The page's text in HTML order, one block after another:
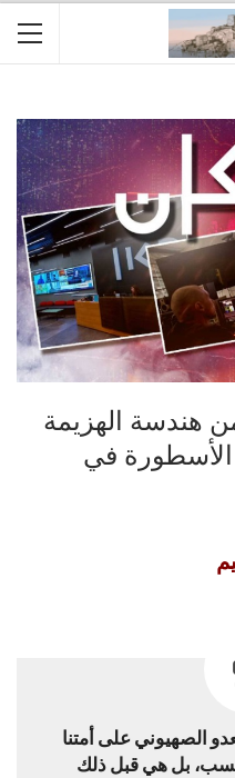
هندسة الهزيمة
الأسطورة في
الصهيوني على أمتنا
بل هي قبل ذلك